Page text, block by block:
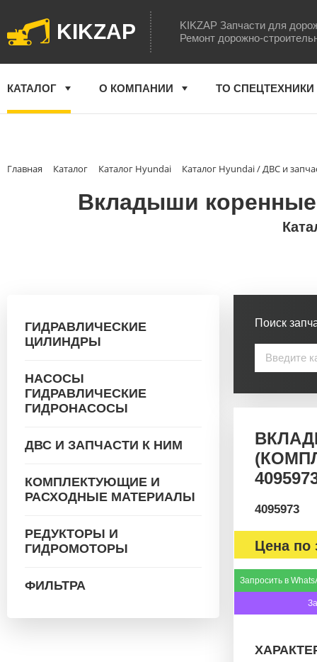
KIKZAP
KIKZAP Запчасти для
Ремонт дорожно-
КАТАЛОГ О КОМПАНИИ ТО СПЕЦТЕХНИКИ
Главная Каталог Каталог Hyundai Каталог Hyundai / ДВС и
Вкладыши коренные
ГИДРАВЛИЧЕСКИЕ
ЦИЛИНДРЫ
НАСОСЫ
ГИДРАВЛИЧЕСКИЕ
ГИДРОНАСОСЫ
ДВС И ЗАПЧАСТИ К НИМ
КОМПЛЕКТУЮЩИЕ И
РАСХОДНЫЕ МАТЕРИАЛЫ
РЕДУКТОРЫ И
ГИДРОМОТОРЫ
ФИЛЬТРА
Поиск
4095973
Цена по
Запросить в